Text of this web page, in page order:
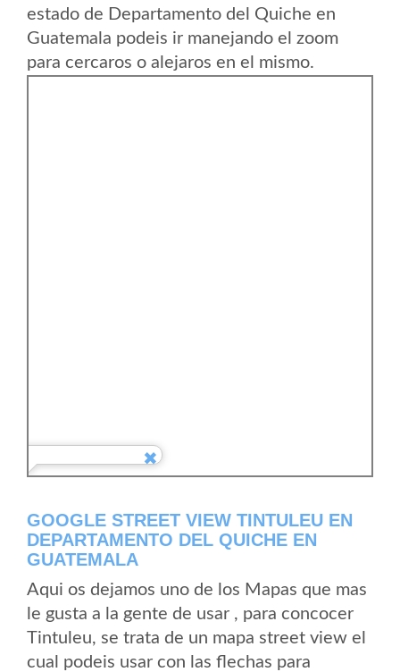
estado de Departamento del Quiche en
Guatemala podeis ir manejando el zoom
para cercaros o alejaros en el mismo.
GOOGLE STREET VIEW TINTULEU EN
DEPARTAMENTO DEL QUICHE EN
GUATEMALA
Aqui os dejamos uno de los Mapas que mas
le gusta a la gente de usar , para concocer
Tintuleu, se trata de un mapa street view el
cual podeis usar con las flechas para